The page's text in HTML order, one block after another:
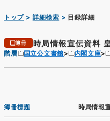
トップ 詳細検索 目録詳細
簿冊 時局情報宣伝資料
階層 国立公文書館 内閣文庫
簿冊標題 時局情報